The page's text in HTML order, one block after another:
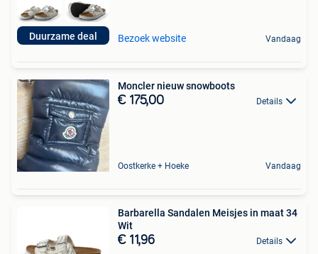
Duurzame deal Bezoek website Vandaag
Moncler nieuw snowboots
€ 175,00 Details
Oostkerke + Hoeke Vandaag
Barbarella Sandalen Meisjes in maat 34
Wit
€ 11,96 Details